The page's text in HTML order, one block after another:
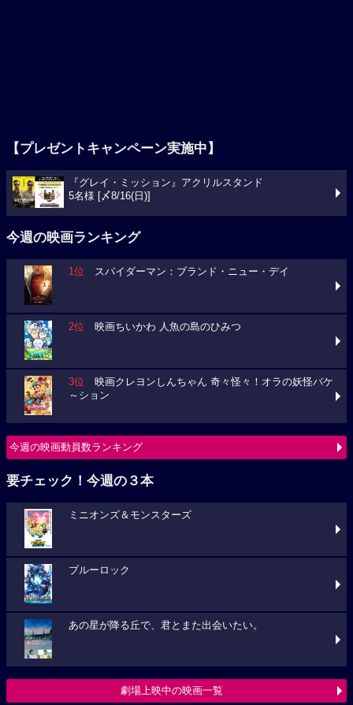
【プレゼントキャンペーン実施中】
『グレイ・ミッション』アクリルスタンド
5名様 [〆8/16(日)]
今週の映画ランキング
1位 スパイダーマン：ブランド・ニュー・デイ
2位 映画ちいかわ 人魚の島のひみつ
3位 映画クレヨンしんちゃん 奇々怪々！オラの妖怪バケ
～ション
今週の映画動員数ランキング
要チェック！今週の３本
ミニオンズ＆モンスターズ
ブルーロック
あの星が降る丘で、君とまた出会いたい。
劇場上映中の映画一覧